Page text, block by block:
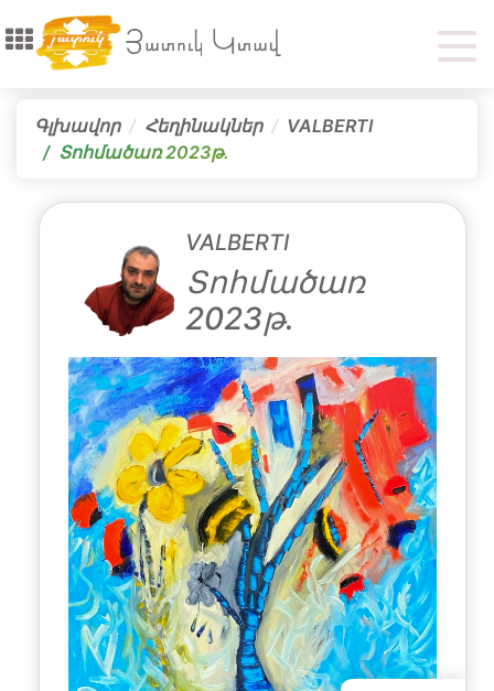
Գլխավոր Հեղինակներ
VALBERTI
Տոհմածառ 2023թ․
VALBERTI
Տոհմածառ
2023թ․